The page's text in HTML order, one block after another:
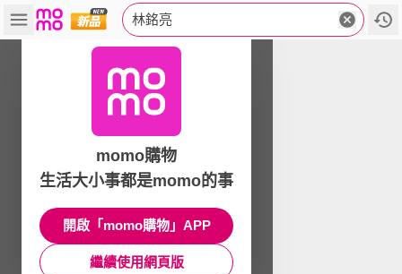
林銘亮
momo購物
生活大小事都是momo的事
開啟「momo購物」APP
繼續使用網頁版